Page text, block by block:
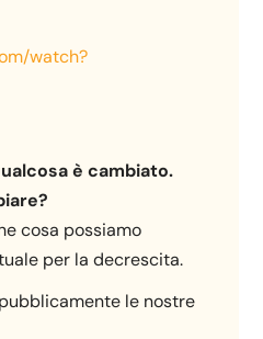
watch?
è cambiato.
cosa possiamo
per la decrescita.
le nostre